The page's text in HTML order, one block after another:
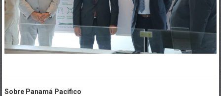
Sobre Panamá Pacífico